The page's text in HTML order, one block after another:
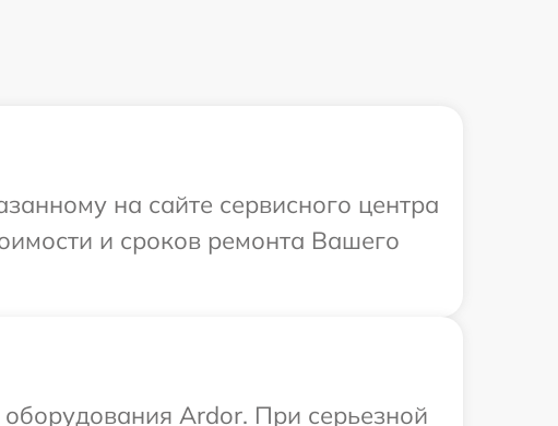
на сайте сервисного центра
и сроков ремонта Вашего
Ardor. При серьезной